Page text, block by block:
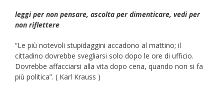
leggi per non pensare, ascolta per dimenticare, vedi per
non riflettere
“Le più notevoli stupidaggini accadono al mattino; il
cittadino dovrebbe svegliarsi solo dopo le ore di ufficio.
Dovrebbe affacciarsi alla vita dopo cena, quando non si fa
più politica”. ( Karl Krauss )